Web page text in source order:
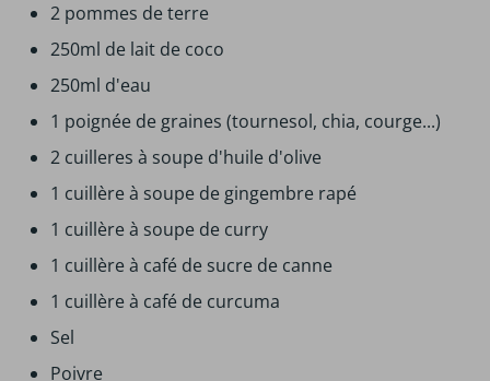
2 pommes de terre
250ml de lait de coco
250ml d'eau
1 poignée de graines (tournesol, chia, courge...)
2 cuilleres à soupe d'huile d'olive
1 cuillère à soupe de gingembre rapé
1 cuillère à soupe de curry
1 cuillère à café de sucre de canne
1 cuillère à café de curcuma
Sel
Poivre